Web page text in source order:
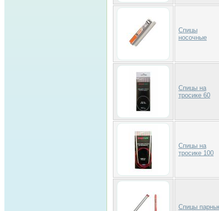
Спицы
носочные
Спицы на
тросике 60
Спицы на
тросике 100
Спицы